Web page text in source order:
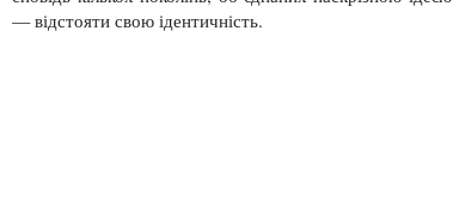
— відстояти свою ідентичність.